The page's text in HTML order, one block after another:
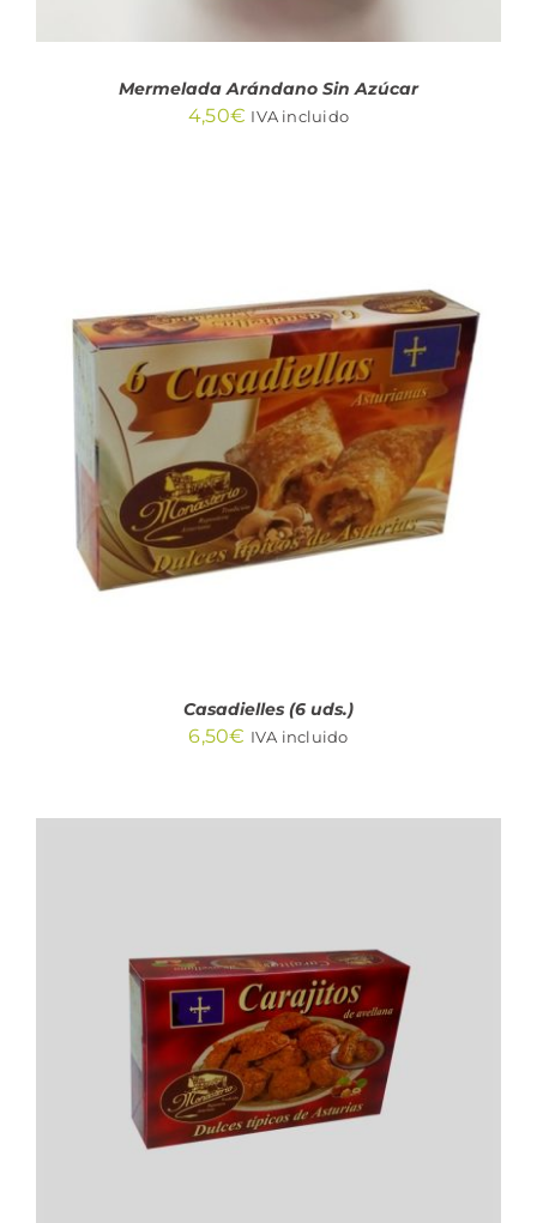
Mermelada Arándano Sin Azúcar
4,50€ IVA incluido
AÑADIR AL CARRITO
DETALLES
Casadielles (6 uds.)
6,50€ IVA incluido
AÑADIR AL CARRITO
/
DETALLES